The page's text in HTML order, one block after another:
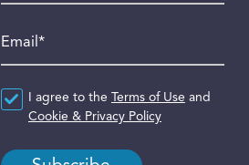
Agreement*
I agree to the Terms of Use and
Cookie & Privacy Policy